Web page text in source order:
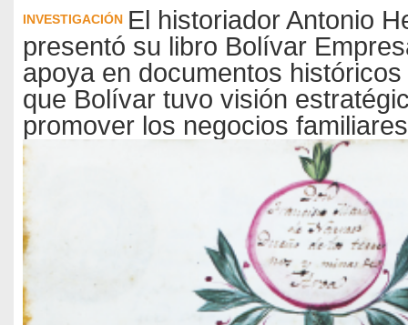
INVESTIGACIÓN El historiador Antonio
presentó su libro Bolívar
apoya en documentos
que Bolívar tuvo visión
promover los negocios